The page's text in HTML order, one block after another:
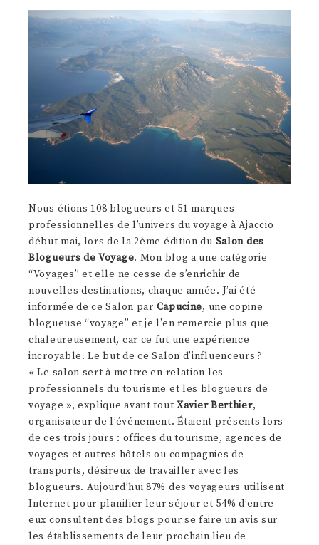
Nous étions 108 blogueurs et 51 marques
professionnelles de l’univers du voyage à Ajaccio
début mai, lors de la 2ème édition du Salon des
Blogueurs de Voyage. Mon blog a une catégorie
“Voyages” et elle ne cesse de s’enrichir de
nouvelles destinations, chaque année. J’ai été
informée de ce Salon par Capucine, une copine
blogueuse “voyage” et je l’en remercie plus que
chaleureusement, car ce fut une expérience
incroyable. Le but de ce Salon d’influenceurs ?
« Le salon sert à mettre en relation les
professionnels du tourisme et les blogueurs de
voyage », explique avant tout Xavier Berthier,
organisateur de l’événement. Étaient présents lors
de ces trois jours : offices du tourisme, agences de
voyages et autres hôtels ou compagnies de
transports, désireux de travailler avec les
blogueurs. Aujourd’hui 87% des voyageurs utilisent
Internet pour planifier leur séjour et 54% d’entre
eux consultent des blogs pour se faire un avis sur
les établissements de leur prochain lieu de